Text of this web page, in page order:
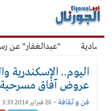
القائمة
الرئيسية
"عبدالغفار" عن
اليوم.. الإسكندرية
عروض آفاق مسرحية
فن و ثقافة - 26 فبراير 2014 3:33 م